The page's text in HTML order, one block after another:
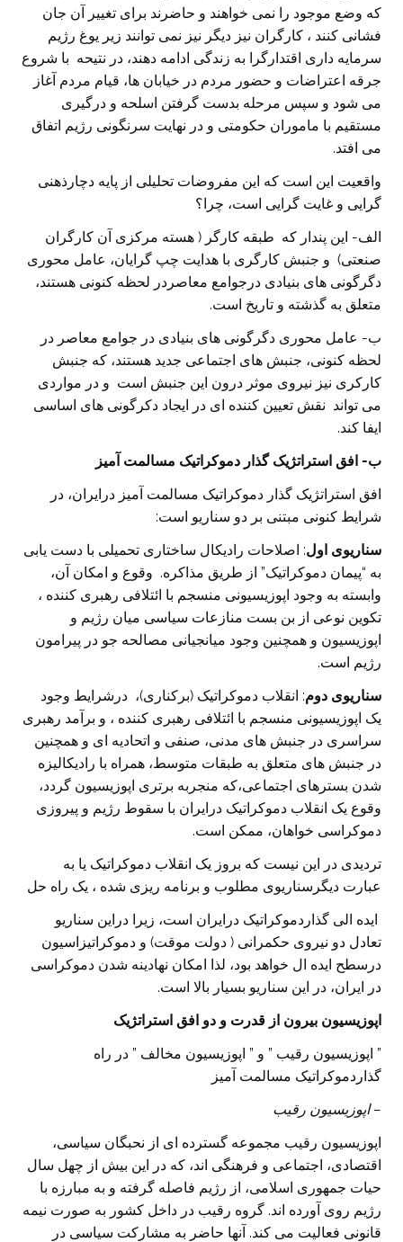
که وضع موجود را نمی خواهند و حاضرند برای تغییر آن جان
فشانی کنند ، کارگران نیز دیگر نیز نمی توانند زیر یوغ رژیم
سرمایه داری اقتدارگرا به زندگی ادامه دهند، در نتیحه با شروع
جرقه اعتراضات و حضور مردم در خیابان ها، قیام مردم آغاز
می شود و سپس مرحله بدست گرفتن اسلحه و درگیری
مستقیم با ماموران حکومتی و در نهایت سرنگونی رژیم اتفاق
می افتد.
واقعیت این است که این مفروضات تحلیلی از پایه دچارذهنی
گرایی و غایت گرایی است، چرا؟
الف- این پندار که طبقه کارگر ( هسته مرکزی آن کارگران
صنعتی) و جنبش کارگری با هدایت چپ گرایان، عامل محوری
دگرگونی های بنیادی درجوامع معاصردر لحظه کنونی هستند،
متعلق به گذشته و تاریخ است.
ب- عامل محوری دگرگونی های بنیادی در جوامع معاصر در
لحظه کنونی، جنبش های اجتماعی جدید هستند، که جنبش
کارکری نیز نیروی موثر درون این جنبش است و در مواردی
می تواند نقش تعیین کننده ای در ایجاد دکرگونی های اساسی
ایفا کند.
ب- افق استراتژیک گذار دموکراتیک مسالمت آمیز
افق استراتژیک گذار دموکراتیک مسالمت آمیز درایران، در
شرایط کنونی مبتنی بر دو سناریو است:
سناریوی اول: اصلاحات رادیکال ساختاری تحمیلی با دست یابی
به “پیمان دموکراتیک” از طریق مذاکره. وقوع و امکان آن،
وابسته به وجود اپوزیسیونی منسجم با ائتلافی رهبری کننده ،
تکوین نوعی از بن بست منازعات سیاسی میان رژیم و
اپوزیسیون و همچنین وجود میانجیانی مصالحه جو در پیرامون
رژیم است.
سناریوی دوم: انقلاب دموکراتیک (برکناری)، درشرایط وجود
یک اپوزیسیونی منسجم با ائتلافی رهبری کننده ، و برآمد رهبری
سراسری در جنبش های مدنی، صنفی و اتحادیه ای و همچنین
در جنبش های متعلق به طبقات متوسط، همراه با رادیکالیزه
شدن بسترهای اجتماعی،که منجربه برتری اپوزیسیون گردد،
وقوع یک انقلاب دموکراتیک درایران با سقوط رژیم و پیروزی
دموکراسی خواهان، ممکن است.
تردیدی در این نیست که بروز یک انقلاب دموکراتیک یا به
عبارت دیگرسناریوی مطلوب و برنامه ریزی شده ، یک راه حل
ایده الی گذاردموکراتیک درایران است، زیرا دراین سناریو
تعادل دو نیروی حکمرانی ( دولت موقت) و دموکراتیزاسیون
درسطح ایده ال خواهد بود، لذا امکان نهادینه شدن دموکراسی
در ایران، در این سناریو بسیار بالا است.
اپوزیسیون بیرون از قدرت و دو افق استراتژیک
” اپوزیسیون رقیب ” و ” اپوزیسیون مخالف ” در راه
گذاردموکراتیک مسالمت آمیز
– اپوزیسیون رقیب
اپوزیسیون رقیب مجموعه گسترده ای از نحبگان سیاسی،
اقتصادی، اجتماعی و فرهنگی اند، که در این بیش از چهل سال
حیات جمهوری اسلامی، از رژیم فاصله گرفته و به مبارزه با
رژیم روی آورده اند. گروه رقیب در داخل کشور به صورت نیمه
قانونی فعالیت می کند. آنها حاضر به مشارکت سیاسی در